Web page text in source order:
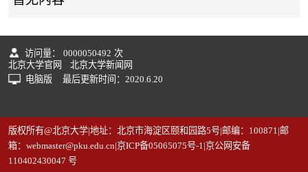
访问量： 0000050492 次
北京大学官网
北京大学新闻网
电脑版
最后更新时间： 2020 6 20
版权所有@北京大学|地址：北京市海淀区颐和园路5号|邮编：100871|邮
箱：webmaster@pku.edu.cn|京ICP备05065075号-1|京公网安备
110402430047 号